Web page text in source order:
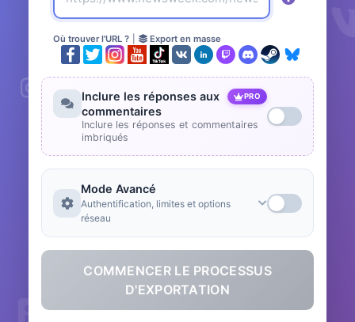
Où trouver l'URL ? Export en masse
Inclure les réponses aux
commentaires
PRO
Inclure les réponses et commentaires
imbriqués
Mode Avancé
Authentification, limites et options
réseau
COMMENCER LE PROCESSUS
D'EXPORTATION